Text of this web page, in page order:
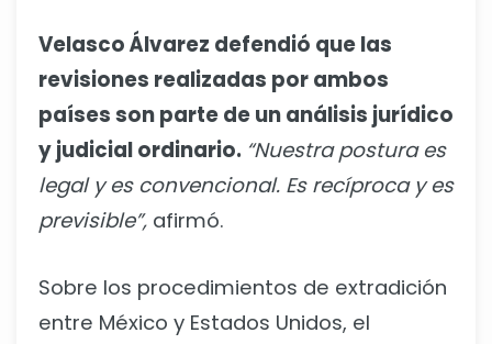
Velasco Álvarez defendió que las
revisiones realizadas por ambos
países son parte de un análisis jurídico
y judicial ordinario. “Nuestra postura es
legal y es convencional. Es recíproca y es
previsible”, afirmó.
Sobre los procedimientos de extradición
entre México y Estados Unidos, el